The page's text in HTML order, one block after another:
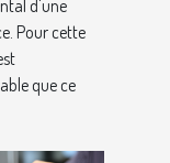
?
d'une
Pour cette
que ce